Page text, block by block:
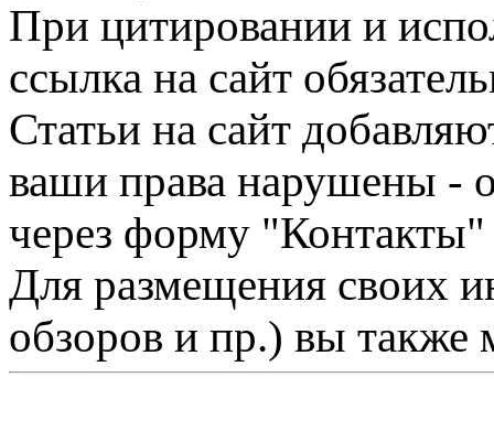
При цитировании и
ссылка на сайт
Статьи на сайт
ваши права нарушены -
через форму "Контакты"
Для размещения своих
обзоров и пр.) вы также